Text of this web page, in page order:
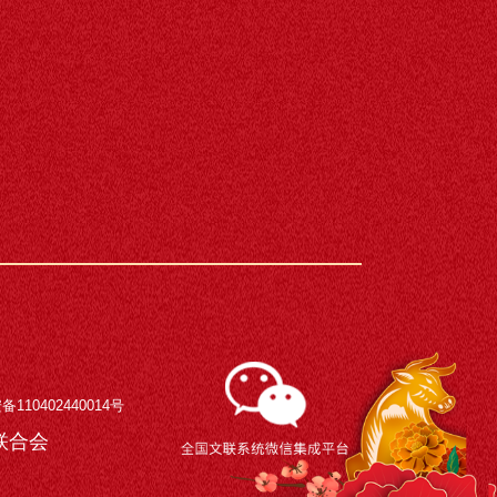
110402440014号
合会